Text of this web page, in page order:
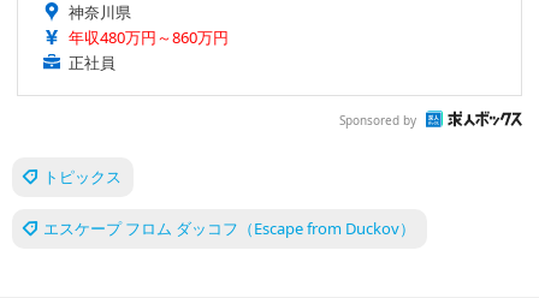
神奈川県
年収480万円～860万円
正社員
Sponsored by
トピックス
エスケープ フロム ダッコフ（Escape from Duckov）